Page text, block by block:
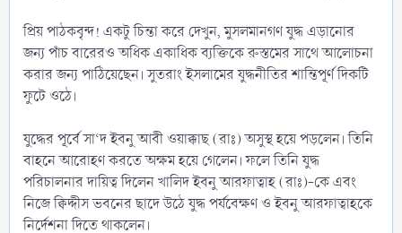
প্রিয় পাঠকবৃন্দ! একটু চিন্তা করে দেখুন, মুসলমানগণ যুদ্ধ এড়ানোর
জন্য পাঁচ বারেরও অধিক একাধিক ব্যক্তিকে রুস্তমের সাথে আলোচনা
করার জন্য পাঠিয়েছেন। সুতরাং ইসলামের যুদ্ধনীতির শান্তিপূর্ণ দিকটি
ফুটে ওঠে।
যুদ্ধের পূর্বে সা‘দ ইবনু আবী ওয়াক্কাছ (রাঃ) অসুস্থ হয়ে পড়লেন। তিনি
বাহনে আরোহণ করতে অক্ষম হয়ে গেলেন। ফলে তিনি যুদ্ধ
পরিচালনার দায়িত্ব দিলেন খালিদ ইবনু আরফাত্বাহ (রাঃ)-কে এবং
নিজে ক্বিদ্দীস ভবনের ছাদে উঠে যুদ্ধ পর্যবেক্ষণ ও ইবনু আরফাত্বাহকে
নির্দেশনা দিতে থাকলেন।